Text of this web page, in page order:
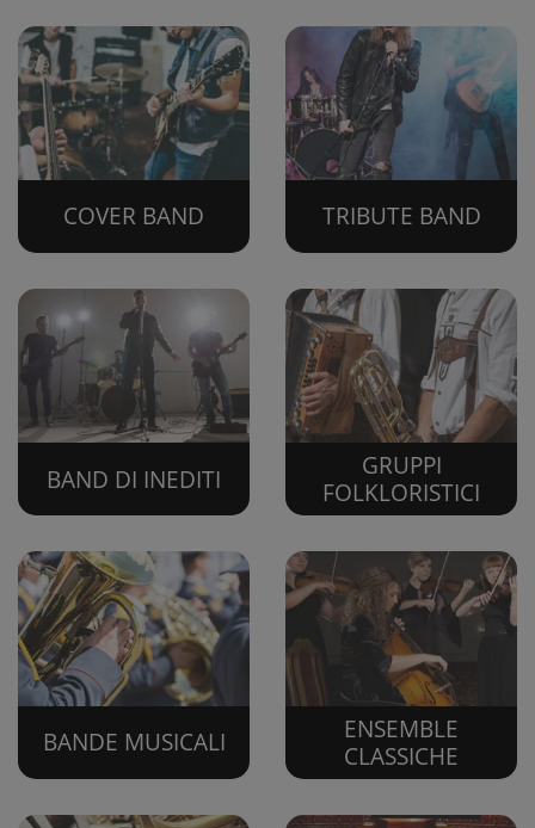
COVER BAND TRIBUTE BAND
BAND DI INEDITI
GRUPPI
FOLKLORISTICI
BANDE MUSICALI
ENSEMBLE
CLASSICHE